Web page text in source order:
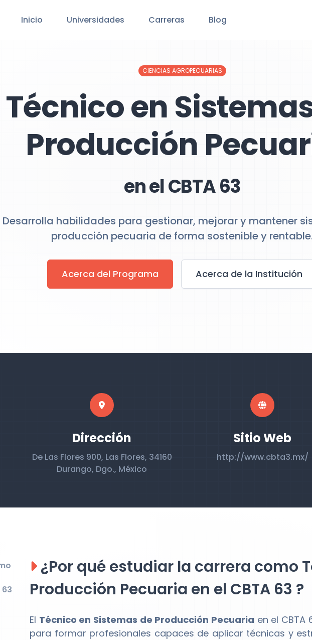
Inicio Universidades Carreras Blog
CIENCIAS AGROPECUARIAS
Técnico en
Producción
en el CBTA 63
Desarrolla habilidades para gestionar, mejorar y mantener
producción pecuaria de forma sostenible y
Acerca del Programa Acerca de la Institución
Dirección
De Las Flores 900, Las Flores, 34160
Durango, Dgo., México
Sitio Web
http://www.cbta3.mx/
¿Por qué estudiar la carrera como
Producción Pecuaria en el CBTA 63 ?
El Técnico en Sistemas de Producción Pecuaria en el
para formar profesionales capaces de aplicar técnicas y